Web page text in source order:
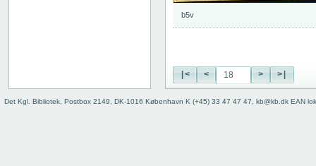
b5v
|< < > >|
Det Kgl. Bibliotek, Postbox 2149, DK-1016 København K (+45) 33 47 47 47, kb@kb.dk EAN